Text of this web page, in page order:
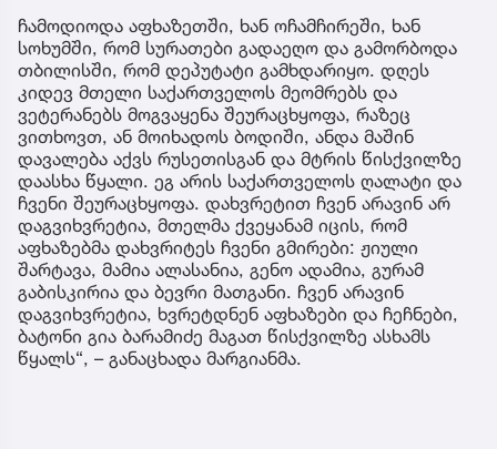
ჩამოდიოდა აფხაზეთში, ხან ოჩამჩირეში, ხან
სოხუმში, რომ სურათები გადაეღო და გამორბოდა
თბილისში, რომ დეპუტატი გამხდარიყო. დღეს
კიდევ მთელი საქართველოს მეომრებს და
ვეტერანებს მოგვაყენა შეურაცხყოფა, რაზეც
ვითხოვთ, ან მოიხადოს ბოდიში, ანდა მაშინ
დავალება აქვს რუსეთისგან და მტრის წისქვილზე
დაასხა წყალი. ეგ არის საქართველოს ღალატი და
ჩვენი შეურაცხყოფა. დახვრეტით ჩვენ არავინ არ
დაგვიხვრეტია, მთელმა ქვეყანამ იცის, რომ
აფხაზებმა დახვრიტეს ჩვენი გმირები: ჟიული
შარტავა, მამია ალასანია, გენო ადამია, გურამ
გაბისკირია და ბევრი მათგანი. ჩვენ არავინ
დაგვიხვრეტია, ხვრეტდნენ აფხაზები და ჩეჩნები,
ბატონი გია ბარამიძე მაგათ წისქვილზე ასხამს
წყალს“, – განაცხადა მარგიანმა.